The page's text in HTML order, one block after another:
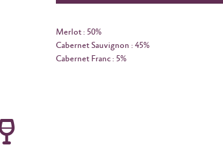
Merlot : 50%
Cabernet Sauvignon : 45%
Cabernet Franc : 5%